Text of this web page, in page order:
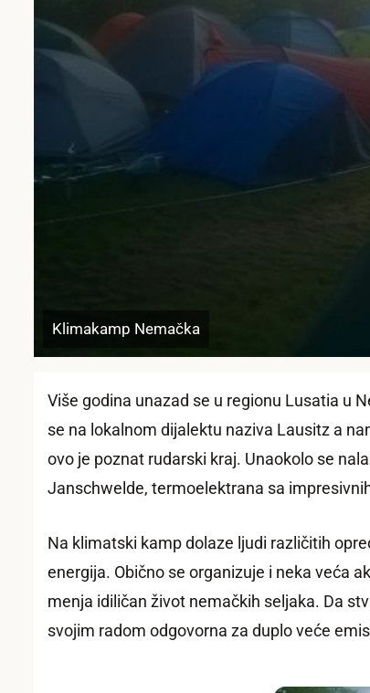
Klimakamp Nemačka
Više godina unazad se u regionu Lusatia u
se na lokalnom dijalektu naziva Lausitz a
ovo je poznat rudarski kraj. Unaokolo se
Janschwelde, termoelektrana sa
Na klimatski kamp dolaze ljudi različitih
energija. Obično se organizuje i neka veća
menja idiličan život nemačkih seljaka. Da
svojim radom odgovorna za duplo veće